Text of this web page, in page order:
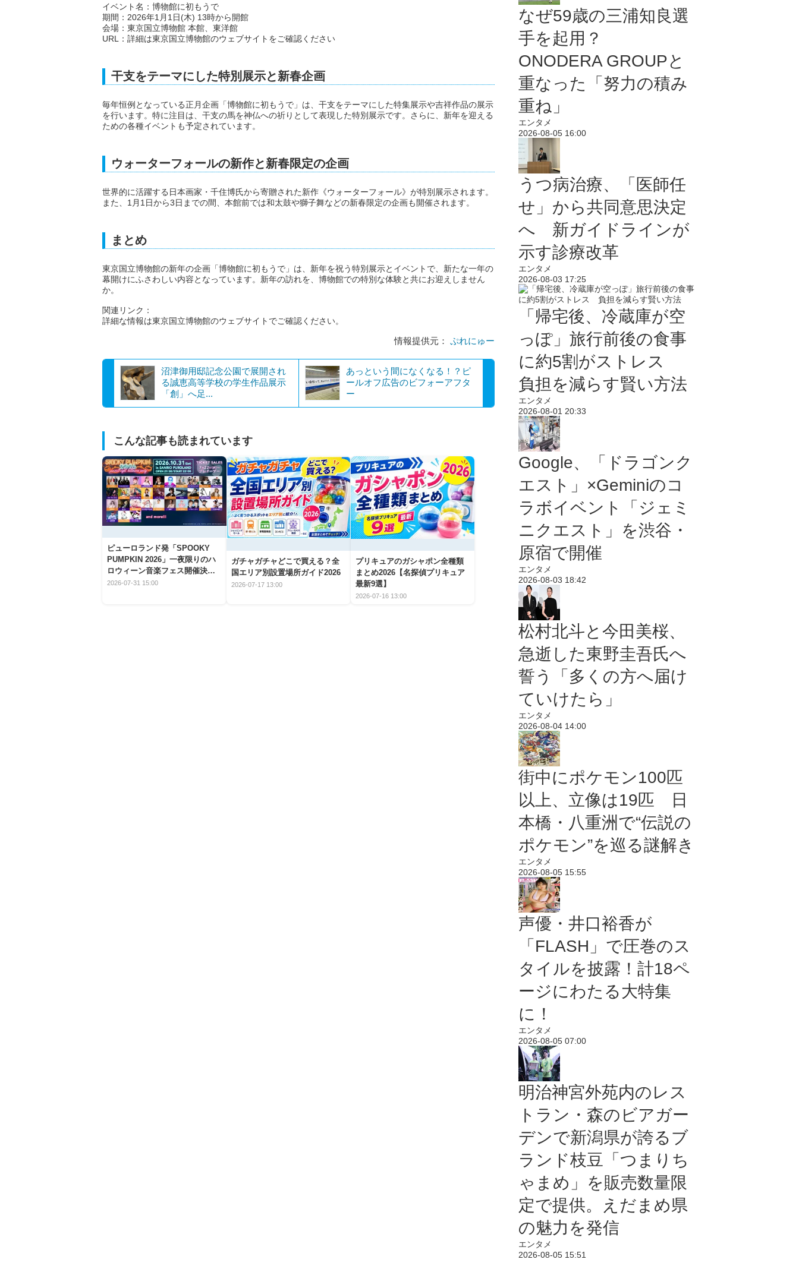
イベント名：博物館に初もうで
期間：2026年1月1日(木) 13時から開館
会場：東京国立博物館 本館、東洋館
URL：詳細は東京国立博物館のウェブサイトをご確認ください
干支をテーマにした特別展示と新春企画
毎年恒例となっている正月企画「博物館に初もうで」は、干支をテーマにした特集展示や吉祥作品の展示
を行います。特に注目は、干支の馬を神仏への祈りとして表現した特別展示です。さらに、新年を迎える
ための各種イベントも予定されています。
ウォーターフォールの新作と新春限定の企画
世界的に活躍する日本画家・千住博氏から寄贈された新作《ウォーターフォール》が特別展示されます。
また、1月1日から3日までの間、本館前では和太鼓や獅子舞などの新春限定の企画も開催されます。
まとめ
東京国立博物館の新年の企画「博物館に初もうで」は、新年を祝う特別展示とイベントで、新たな一年の
幕開けにふさわしい内容となっています。新年の訪れを、博物館での特別な体験と共にお迎えしません
か。
関連リンク：
詳細な情報は東京国立博物館のウェブサイトでご確認ください。
情報提供元： ぷれにゅー
沼津御用邸記念公園で展開され
る誠恵高等学校の学生作品展示
「創」へ足...
あっという間になくなる！？ピ
ールオフ広告のビフォーアフタ
ー
こんな記事も読まれています
ピューロランド発「SPOOKY
PUMPKIN 2026」一夜限りのハ
ロウィーン音楽フェス開催決
定！
2026-07-31 15:00
ガチャガチャどこで買える？全
国エリア別設置場所ガイド2026
2026-07-17 13:00
プリキュアのガシャポン全種類
まとめ2026【名探偵プリキュア
最新9選】
2026-07-16 13:00
なぜ59歳の三浦知良選
手を起用？
ONODERA GROUPと
重なった「努力の積み
重ね」
エンタメ
2026-08-05 16:00
うつ病治療、「医師任
せ」から共同意思決定
へ 新ガイドラインが
示す診療改革
エンタメ
2026-08-03 17:25
「帰宅後、冷蔵庫が空
っぽ」旅行前後の食事
に約5割がストレス
負担を減らす賢い方法
エンタメ
2026-08-01 20:33
Google、「ドラゴンク
エスト」×Geminiのコ
ラボイベント「ジェミ
ニクエスト」を渋谷・
原宿で開催
エンタメ
2026-08-03 18:42
松村北斗と今田美桜、
急逝した東野圭吾氏へ
誓う「多くの方へ届け
ていけたら」
エンタメ
2026-08-04 14:00
街中にポケモン100匹
以上、立像は19匹 日
本橋・八重洲で“伝説の
ポケモン”を巡る謎解き
エンタメ
2026-08-05 15:55
声優・井口裕香が
「FLASH」で圧巻のス
タイルを披露！計18ペ
ージにわたる大特集
に！
エンタメ
2026-08-05 07:00
明治神宮外苑内のレス
トラン・森のビアガー
デンで新潟県が誇るブ
ランド枝豆「つまりち
ゃまめ」を販売数量限
定で提供。えだまめ県
の魅力を発信
エンタメ
2026-08-05 15:51